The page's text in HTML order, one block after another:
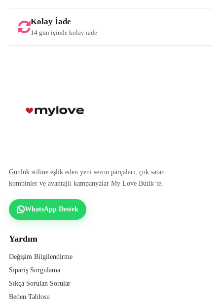
Kolay İade
14 gün içinde kolay iade
Günlük stiline eşlik eden yeni sezon parçaları, çok satan
kombinler ve avantajlı kampanyalar My Love Butik’te.
WhatsApp Destek
Yardım
Değişim Bilgilendirme
Sipariş Sorgulama
Sıkça Sorulan Sorular
Beden Tablosu